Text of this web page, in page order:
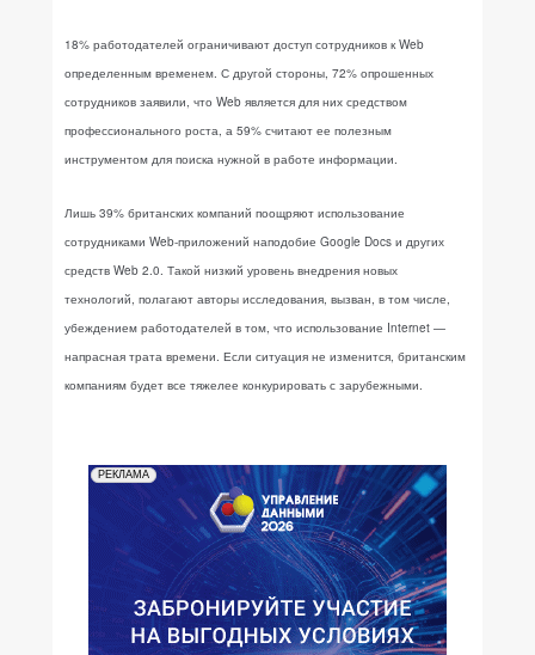
18% работодателей ограничивают доступ сотрудников к Web
определенным временем. С другой стороны, 72% опрошенных
сотрудников заявили, что Web является для них средством
профессионального роста, а 59% считают ее полезным
инструментом для поиска нужной в работе информации.
Лишь 39% британских компаний поощряют использование
сотрудниками Web-приложений наподобие Google Docs и других
средств Web 2.0. Такой низкий уровень внедрения новых
технологий, полагают авторы исследования, вызван, в том числе,
убеждением работодателей в том, что использование Internet —
напрасная трата времени. Если ситуация не изменится, британским
компаниям будет все тяжелее конкурировать с зарубежными.
РЕКЛАМА